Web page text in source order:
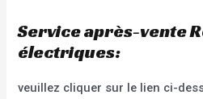
Service après-vente
électriques:
veuillez cliquer sur le lien ci-